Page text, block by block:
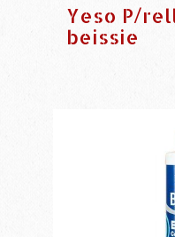
Yeso P/
beissie